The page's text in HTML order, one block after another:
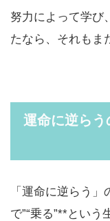
努力によって学び
たなら、それもま
運命に逆ら
「運命に逆らう
で”“乗る”**という